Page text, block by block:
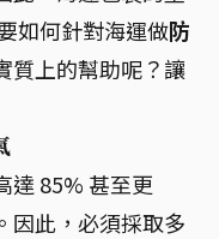
如何針對海運做防
質上的幫助呢？讓
達 85% 甚至更
因此，必須採取多